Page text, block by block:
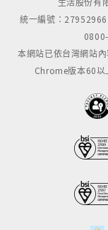
統一編號：
本網站已依台灣網站
Chrome版本60